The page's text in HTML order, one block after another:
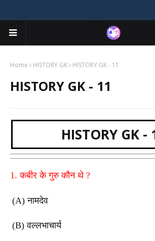
Home HISTORY GK HISTORY GK - 11
HISTORY GK - 11
HISTORY GK -
1.कबीर के गुरु कौन थे ?
(A)नामदेव
(B)वल्लभाचार्य